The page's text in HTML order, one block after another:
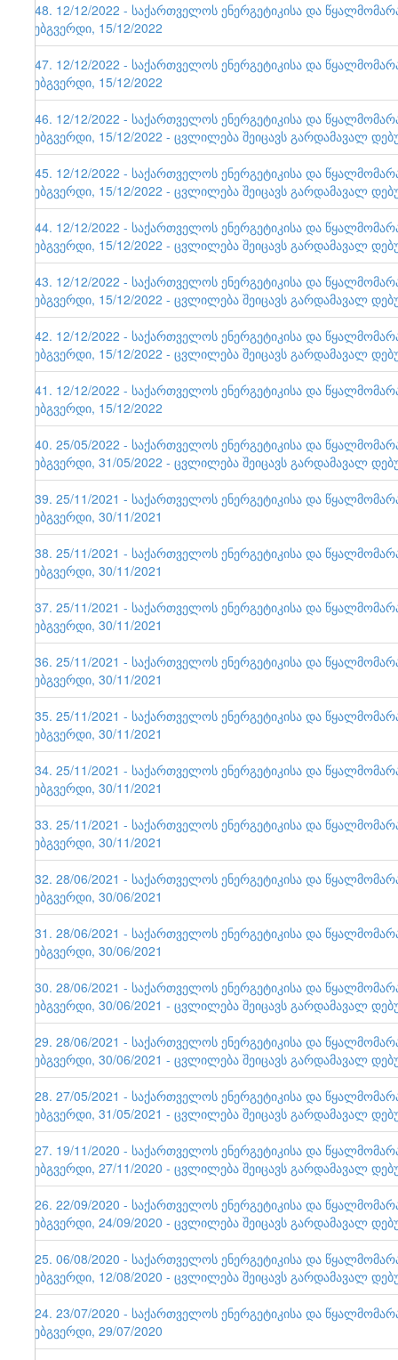
148. 12/12/2022 - საქართველოს ენერგეტიკისა და
ვებგვერდი, 15/12/2022
147. 12/12/2022 - საქართველოს ენერგეტიკისა და
ვებგვერდი, 15/12/2022
146. 12/12/2022 - საქართველოს ენერგეტიკისა და
ვებგვერდი, 15/12/2022 - ცვლილება შეიცავს გარდამავალ
145. 12/12/2022 - საქართველოს ენერგეტიკისა და
ვებგვერდი, 15/12/2022 - ცვლილება შეიცავს გარდამავალ
144. 12/12/2022 - საქართველოს ენერგეტიკისა და
ვებგვერდი, 15/12/2022 - ცვლილება შეიცავს გარდამავალ
143. 12/12/2022 - საქართველოს ენერგეტიკისა და
ვებგვერდი, 15/12/2022 - ცვლილება შეიცავს გარდამავალ
142. 12/12/2022 - საქართველოს ენერგეტიკისა და
ვებგვერდი, 15/12/2022 - ცვლილება შეიცავს გარდამავალ
141. 12/12/2022 - საქართველოს ენერგეტიკისა და
ვებგვერდი, 15/12/2022
140. 25/05/2022 - საქართველოს ენერგეტიკისა და
ვებგვერდი, 31/05/2022 - ცვლილება შეიცავს გარდამავალ
139. 25/11/2021 - საქართველოს ენერგეტიკისა და
ვებგვერდი, 30/11/2021
138. 25/11/2021 - საქართველოს ენერგეტიკისა და
ვებგვერდი, 30/11/2021
137. 25/11/2021 - საქართველოს ენერგეტიკისა და
ვებგვერდი, 30/11/2021
136. 25/11/2021 - საქართველოს ენერგეტიკისა და
ვებგვერდი, 30/11/2021
135. 25/11/2021 - საქართველოს ენერგეტიკისა და
ვებგვერდი, 30/11/2021
134. 25/11/2021 - საქართველოს ენერგეტიკისა და
ვებგვერდი, 30/11/2021
133. 25/11/2021 - საქართველოს ენერგეტიკისა და
ვებგვერდი, 30/11/2021
132. 28/06/2021 - საქართველოს ენერგეტიკისა და
ვებგვერდი, 30/06/2021
131. 28/06/2021 - საქართველოს ენერგეტიკისა და
ვებგვერდი, 30/06/2021
130. 28/06/2021 - საქართველოს ენერგეტიკისა და
ვებგვერდი, 30/06/2021 - ცვლილება შეიცავს გარდამავალ
129. 28/06/2021 - საქართველოს ენერგეტიკისა და
ვებგვერდი, 30/06/2021 - ცვლილება შეიცავს გარდამავალ
128. 27/05/2021 - საქართველოს ენერგეტიკისა და
ვებგვერდი, 31/05/2021 - ცვლილება შეიცავს გარდამავალ
127. 19/11/2020 - საქართველოს ენერგეტიკისა და
ვებგვერდი, 27/11/2020 - ცვლილება შეიცავს გარდამავალ
126. 22/09/2020 - საქართველოს ენერგეტიკისა და
ვებგვერდი, 24/09/2020 - ცვლილება შეიცავს გარდამავალ
125. 06/08/2020 - საქართველოს ენერგეტიკისა და
ვებგვერდი, 12/08/2020 - ცვლილება შეიცავს გარდამავალ
124. 23/07/2020 - საქართველოს ენერგეტიკისა და
ვებგვერდი, 29/07/2020